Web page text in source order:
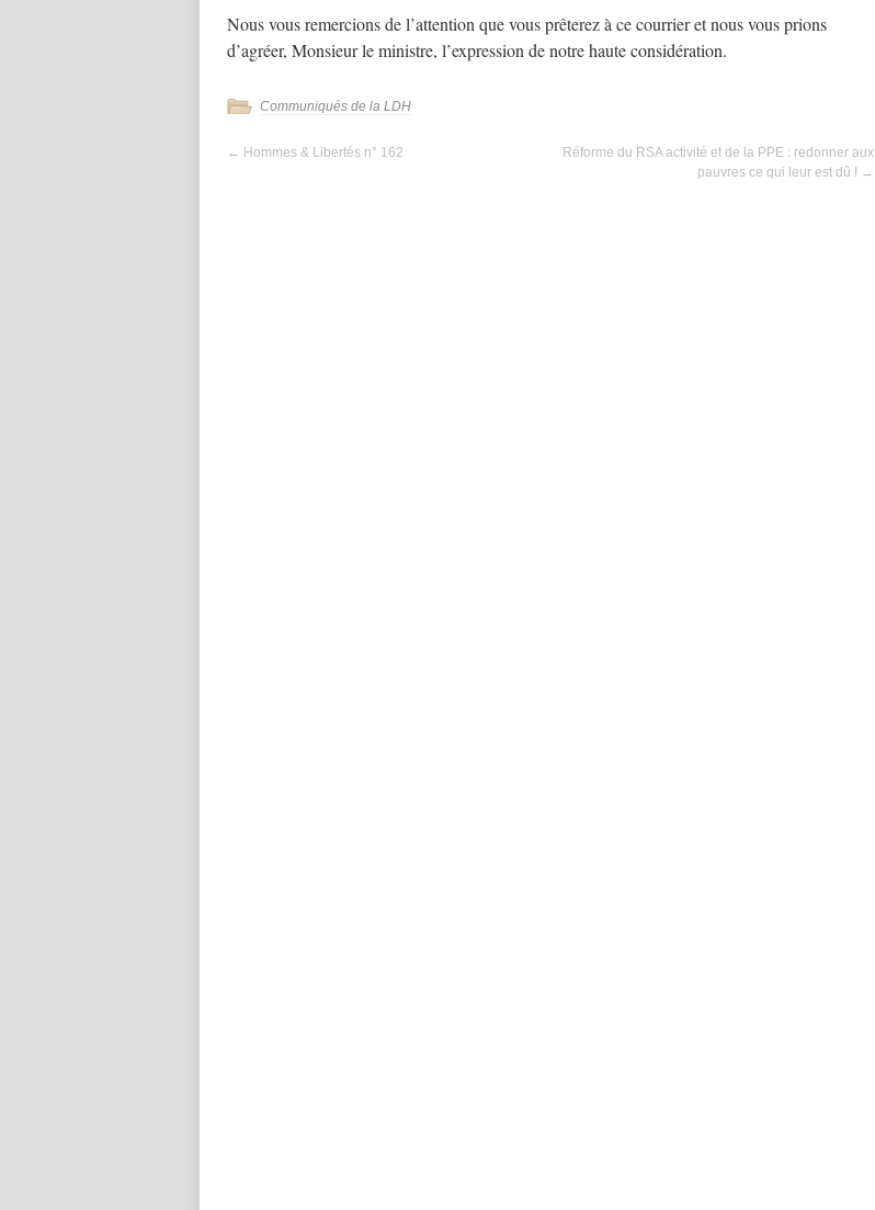
Nous vous remercions de l’attention que vous prêterez à ce courrier et nous vous prions
d’agréer, Monsieur le ministre, l’expression de notre haute considération.
Communiqués de la LDH
← Hommes & Libertés n° 162
Réforme du RSA activité et de la PPE : redonner aux
pauvres ce qui leur est dû ! →